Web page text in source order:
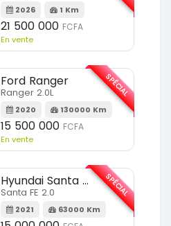
2026 1 Km
21 500 000 FCFA
En vente
Ford Ranger
Ranger 2.0L
2020 130000 Km
15 500 000 FCFA
En vente
SPÉCIAL
Hyundai Santa FE
Santa FE 2.0
2021 63000 Km
SPÉCIAL